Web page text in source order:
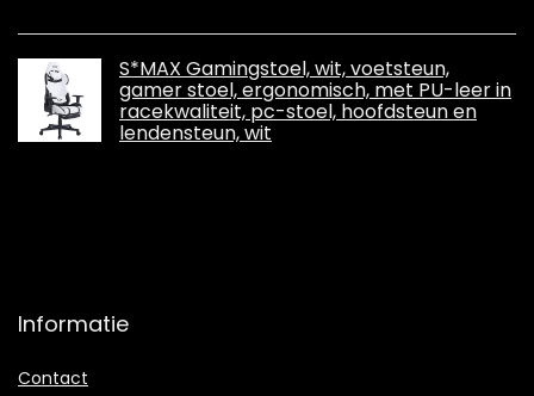
S*MAX Gamingstoel, wit, voetsteun,
gamer stoel, ergonomisch, met PU-leer in
racekwaliteit, pc-stoel, hoofdsteun en
lendensteun, wit
Informatie
Contact